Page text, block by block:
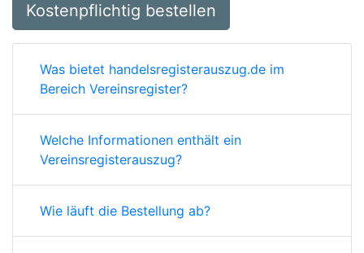
Kostenpflichtig bestellen
Was bietet handelsregisterauszug.de im
Bereich Vereinsregister?
Welche Informationen enthält ein
Vereinsregisterauszug?
Wie läuft die Bestellung ab?